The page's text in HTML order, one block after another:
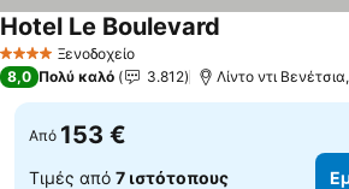
4 ΑστέριαΞενοδοχείο
Hotel Le Boulevard
8,0 Πολύ καλό 3.812 Λίντο ντι
Από 153 €
Τιμές από 7 ιστότοπους